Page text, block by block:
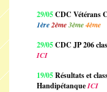
29/05CDC Vétérans
1ère2ème3ème4ème
29/05CDC JP 206
ICI
19/05Résultats et
HandipétanqueICI